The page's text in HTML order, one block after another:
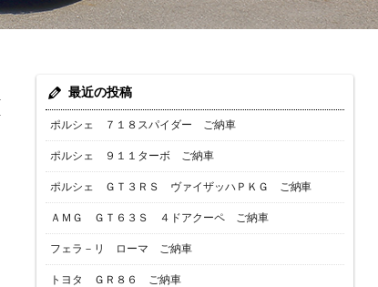
最近の投稿
ポルシェ ７１８スパイダー ご納車
ポルシェ ９１１ターボ ご納車
ポルシェ ＧＴ３ＲＳ ヴァイザッハＰＫＧ ご納車
ＡＭＧ ＧＴ６３Ｓ ４ドアクーペ ご納車
フェラ－リ ローマ ご納車
トヨタ ＧＲ８６ ご納車